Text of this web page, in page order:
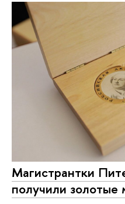
Магистрантки
получили